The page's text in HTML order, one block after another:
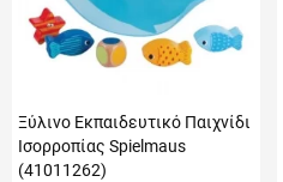
Ξύλινο Εκπαιδευτικό Παιχνίδι
Ισορροπίας Spielmaus
(41011262)